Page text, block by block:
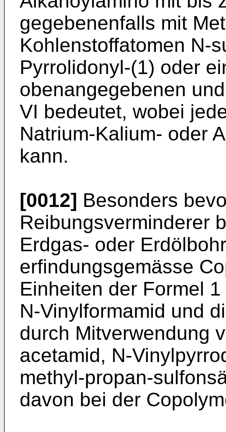
gegebenenfalls mit
Kohlenstoffatomen N-
Pyrrolidonyl-(1) oder
obenangegebenen
VI bedeutet, wobei
Natrium-Kalium- oder
kann.
[0012] Besonders
Reibungsverminderer
Erdgas- oder
erfindungsgemässe
Einheiten der Formel
N-Vinylformamid und
durch Mitverwendung
acetamid, N-
methyl-propan-
davon bei der